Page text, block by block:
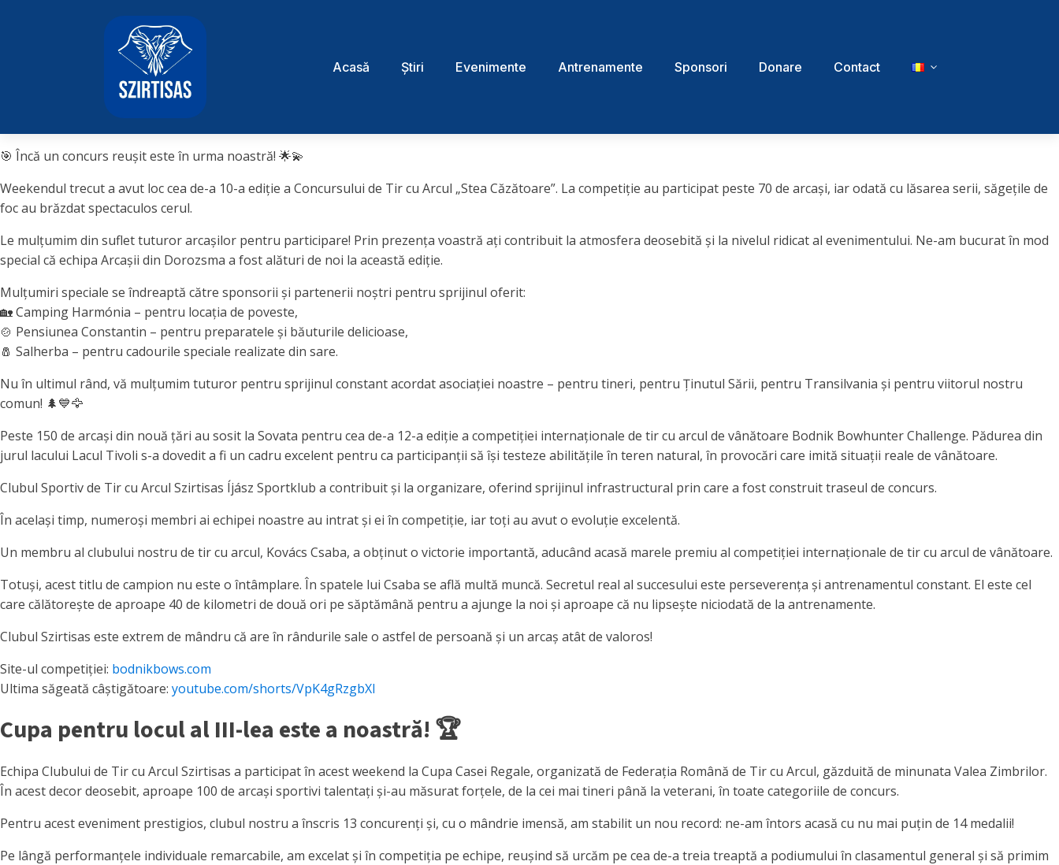
Acasă Știri Evenimente Antrenamente Sponsori Donare Contact
🎯 Încă un concurs reușit este în urma noastră! 🌟💫
Weekendul trecut a avut loc cea de-a 10-a ediție a Concursului de Tir cu Arcul „Stea Căzătoare”. La competiție au participat peste 70 de arcași, iar odată cu lăsarea serii, săgețile de
foc au brăzdat spectaculos cerul.
Le mulțumim din suflet tuturor arcașilor pentru participare! Prin prezența voastră ați contribuit la atmosfera deosebită și la nivelul ridicat al evenimentului. Ne-am bucurat în mod
special că echipa Arcașii din Dorozsma a fost alături de noi la această ediție.
Mulțumiri speciale se îndreaptă către sponsorii și partenerii noștri pentru sprijinul oferit:
🏡 Camping Harmónia – pentru locația de poveste,
🍲 Pensiunea Constantin – pentru preparatele și băuturile delicioase,
🧂 Salherba – pentru cadourile speciale realizate din sare.
Nu în ultimul rând, vă mulțumim tuturor pentru sprijinul constant acordat asociației noastre – pentru tineri, pentru Ținutul Sării, pentru Transilvania și pentru viitorul nostru
comun! 🌲💙🦅
Peste 150 de arcași din nouă țări au sosit la Sovata pentru cea de-a 12-a ediție a competiției internaționale de tir cu arcul de vânătoare Bodnik Bowhunter Challenge. Pădurea din
jurul lacului Lacul Tivoli s-a dovedit a fi un cadru excelent pentru ca participanții să își testeze abilitățile în teren natural, în provocări care imită situații reale de vânătoare.
Clubul Sportiv de Tir cu Arcul Szirtisas Íjász Sportklub a contribuit și la organizare, oferind sprijinul infrastructural prin care a fost construit traseul de concurs.
În același timp, numeroși membri ai echipei noastre au intrat și ei în competiție, iar toți au avut o evoluție excelentă.
Un membru al clubului nostru de tir cu arcul, Kovács Csaba, a obținut o victorie importantă, aducând acasă marele premiu al competiției internaționale de tir cu arcul de vânătoare.
Totuși, acest titlu de campion nu este o întâmplare. În spatele lui Csaba se află multă muncă. Secretul real al succesului este perseverența și antrenamentul constant. El este cel
care călătorește de aproape 40 de kilometri de două ori pe săptămână pentru a ajunge la noi și aproape că nu lipsește niciodată de la antrenamente.
Clubul Szirtisas este extrem de mândru că are în rândurile sale o astfel de persoană și un arcaș atât de valoros!
Site-ul competiției: bodnikbows.com
Ultima săgeată câștigătoare: youtube.com/shorts/VpK4gRzgbXI
Cupa pentru locul al III-lea este a noastră! 🏆
Echipa Clubului de Tir cu Arcul Szirtisas a participat în acest weekend la Cupa Casei Regale, organizată de Federația Română de Tir cu Arcul, găzduită de minunata Valea Zimbrilor.
În acest decor deosebit, aproape 100 de arcași sportivi talentați și-au măsurat forțele, de la cei mai tineri până la veterani, în toate categoriile de concurs.
Pentru acest eveniment prestigios, clubul nostru a înscris 13 concurenți și, cu o mândrie imensă, am stabilit un nou record: ne-am întors acasă cu nu mai puțin de 14 medalii!
Pe lângă performanțele individuale remarcabile, am excelat și în competiția pe echipe, reușind să urcăm pe cea de-a treia treaptă a podiumului în clasamentul general și să primim